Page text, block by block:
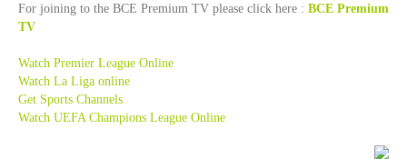
For joining to the BCE Premium TV please click here :BCE Premium
TV
Watch Premier League Online
Watch La Liga online
Get Sports Channels
Watch UEFA Champions League Online